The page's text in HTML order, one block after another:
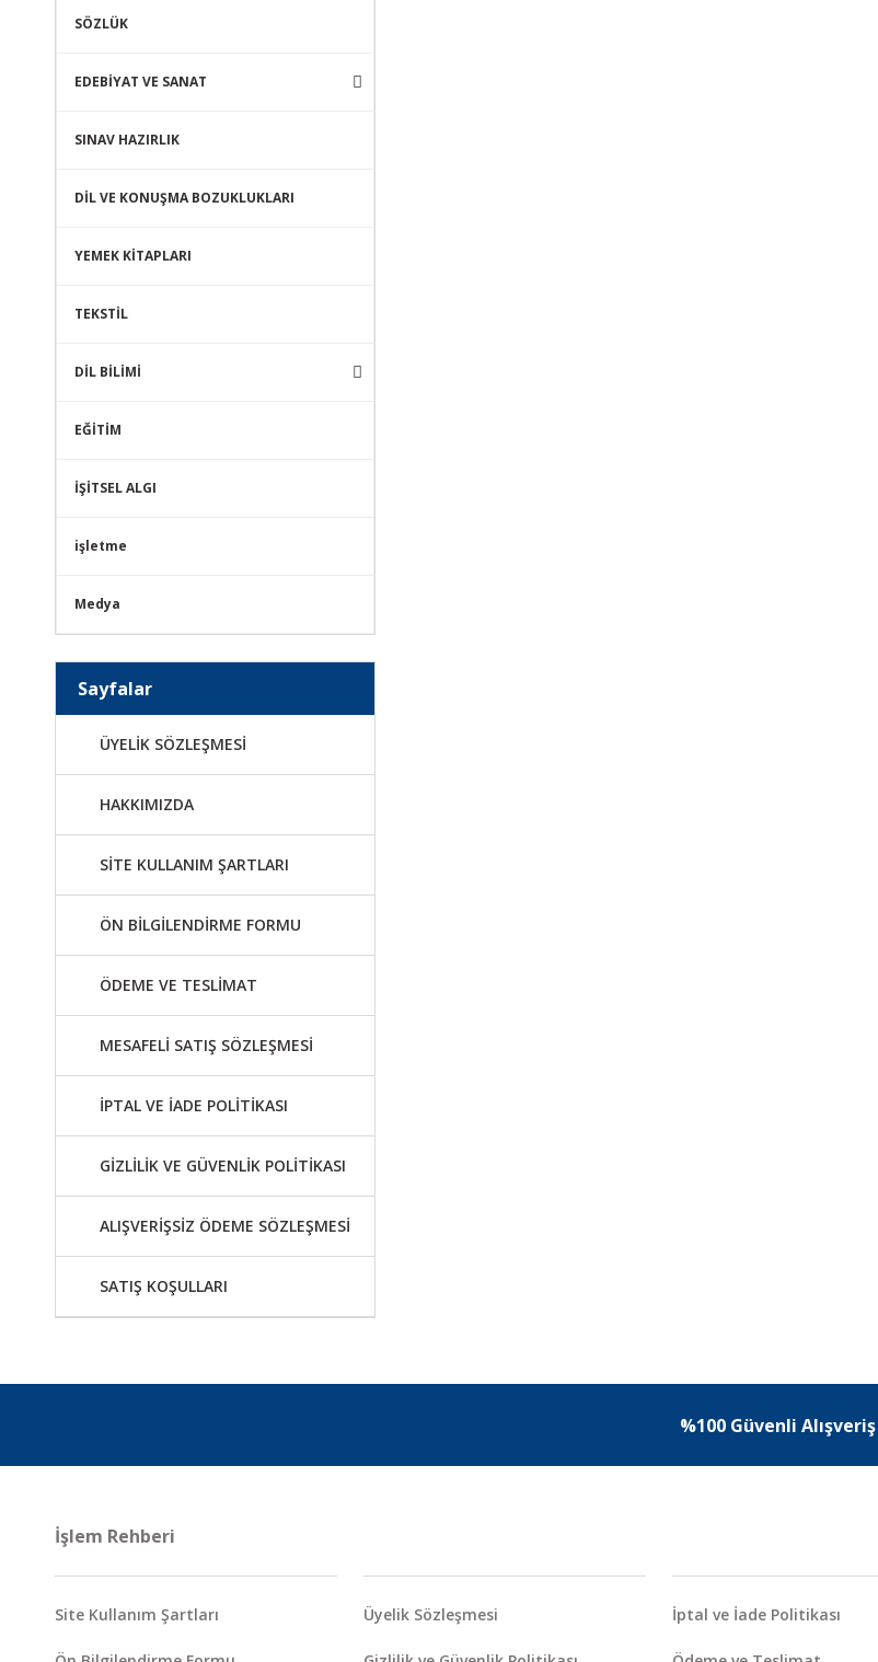
SÖZLÜK
EDEBİYAT VE SANAT
SINAV HAZIRLIK
DİL VE KONUŞMA BOZUKLUKLARI
YEMEK KİTAPLARI
TEKSTİL
DİL BİLİMİ
EĞİTİM
İŞİTSEL ALGI
işletme
Medya
Sayfalar
ÜYELİK SÖZLEŞMESİ
HAKKIMIZDA
SİTE KULLANIM ŞARTLARI
ÖN BİLGİLENDİRME FORMU
ÖDEME VE TESLİMAT
MESAFELİ SATIŞ SÖZLEŞMESİ
İPTAL VE İADE POLİTİKASI
GİZLİLİK VE GÜVENLİK POLİTİKASI
ALIŞVERİŞSİZ ÖDEME SÖZLEŞMESİ
SATIŞ KOŞULLARI
%100 Güvenli Alışveriş
İşlem Rehberi
Site Kullanım Şartları Üyelik Sözleşmesi İptal ve İade Politikası